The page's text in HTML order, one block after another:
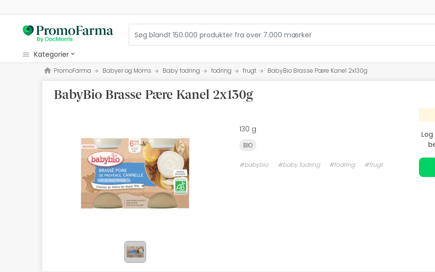
kategorier
kosmetiske
sundhed
Babyer og Moms
PromoFarma Babyer og Moms Baby fodring fodring frugt BabyBio Brasse Pære Kanel 2x130g
BabyBio Brasse Pære Kanel 2x130g
130 g
BIO
#babybio #baby fodring #fodring #frugt